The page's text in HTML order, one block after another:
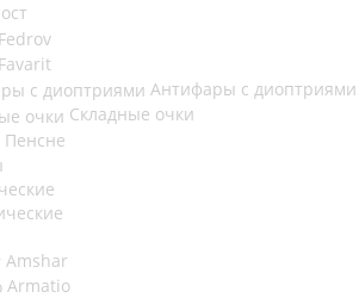
Fedrov
Favarit
Антифары с диоптриями
Складные очки
Пенсне
Amshar
Armatio